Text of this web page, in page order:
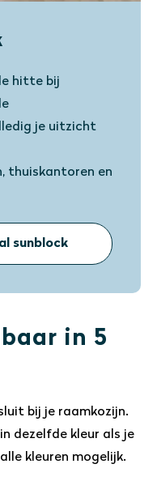
hitte bij
je uitzicht
thuiskantoren en
sunblock
in 5
bij je raamkozijn.
dezelfde kleur als je
kleuren mogelijk.